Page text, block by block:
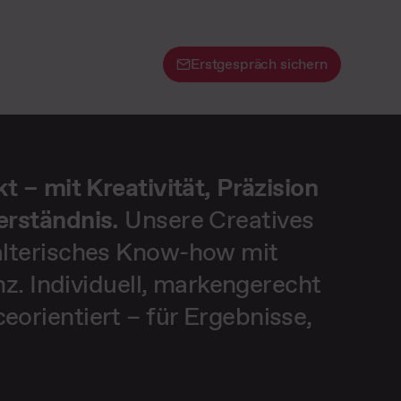
Erstgespräch sichern
– mit Kreativität, Präzision
Unsere Creatives
Know-how mit
Individuell, markengerecht
– für Ergebnisse,